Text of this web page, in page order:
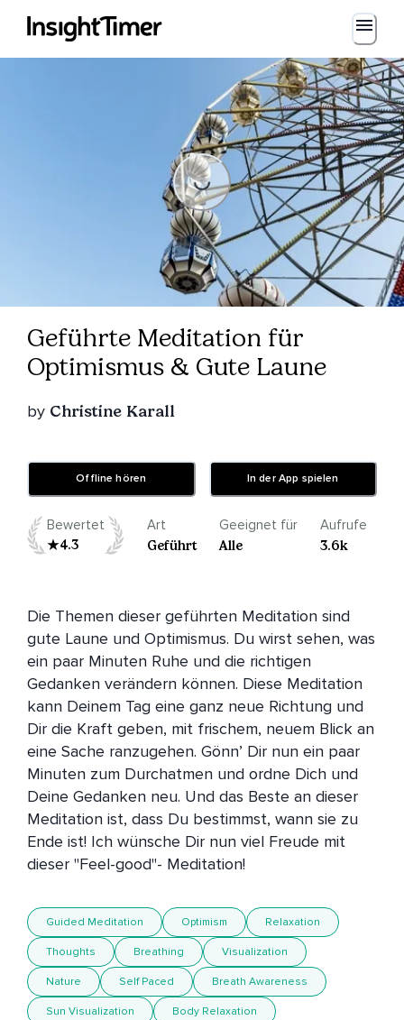
Loading...
Geführte Meditation für
Optimismus & Gute Laune
by Christine Karall
Offline hören In der App spielen
Bewertet
4.3
Art
Geführt
Geeignet für
Alle
Aufrufe
3.6k
Die Themen dieser geführten Meditation sind
gute Laune und Optimismus. Du wirst sehen, was
ein paar Minuten Ruhe und die richtigen
Gedanken verändern können. Diese Meditation
kann Deinem Tag eine ganz neue Richtung und
Dir die Kraft geben, mit frischem, neuem Blick an
eine Sache ranzugehen. Gönn’ Dir nun ein paar
Minuten zum Durchatmen und ordne Dich und
Deine Gedanken neu. Und das Beste an dieser
Meditation ist, dass Du bestimmst, wann sie zu
Ende ist! Ich wünsche Dir nun viel Freude mit
dieser "Feel-good"- Meditation!
Guided Meditation Optimism Relaxation
Thoughts Breathing Visualization
Nature Self Paced Breath Awareness
Sun Visualization Body Relaxation